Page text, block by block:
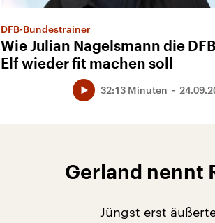
DFB-Bundestrainer
Wie Julian Nagelsmann die
Elf wieder fit machen soll
32:13 Minuten
Gerland nennt
Jüngst erst